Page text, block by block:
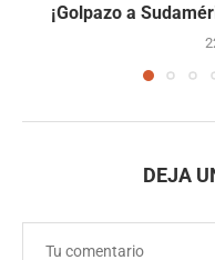
¡Golpazo a
DEJA